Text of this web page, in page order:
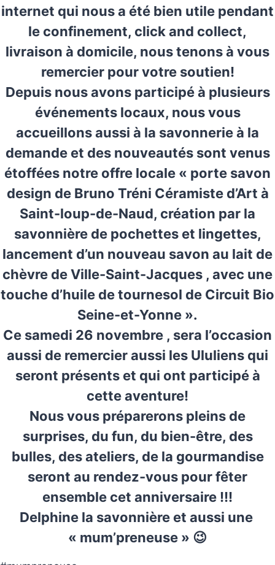
internet qui nous a été bien utile pendant
le confinement, click and collect,
livraison à domicile, nous tenons à vous
remercier pour votre soutien!
Depuis nous avons participé à plusieurs
événements locaux, nous vous
accueillons aussi à la savonnerie à la
demande et des nouveautés sont venus
étoffées notre offre locale « porte savon
design de Bruno Tréni Céramiste d’Art à
Saint-loup-de-Naud, création par la
savonnière de pochettes et lingettes,
lancement d’un nouveau savon au lait de
chèvre de Ville-Saint-Jacques , avec une
touche d’huile de tournesol de Circuit Bio
Seine-et-Yonne ».
Ce samedi 26 novembre , sera l’occasion
aussi de remercier aussi les Ululiens qui
seront présents et qui ont participé à
cette aventure!
Nous vous préparerons pleins de
surprises, du fun, du bien-être, des
bulles, des ateliers, de la gourmandise
seront au rendez-vous pour fêter
ensemble cet anniversaire !!!
Delphine la savonnière et aussi une
« mum’preneuse » 😉